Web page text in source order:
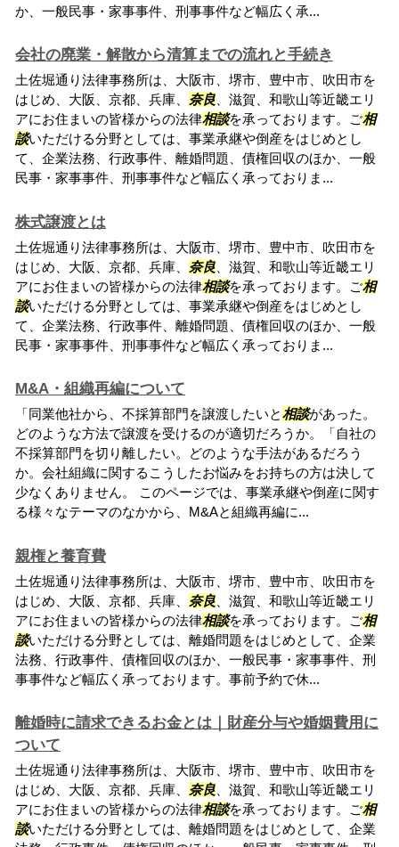
か、一般民事・家事事件、刑事事件など幅広く承...
会社の廃業・解散から清算までの流れと手続き
土佐堀通り法律事務所は、大阪市、堺市、豊中市、吹田市を
はじめ、大阪、京都、兵庫、 奈良 、滋賀、和歌山等近畿エリ
アにお住まいの皆様からの法律相談を承っております。ご相
談いただける分野としては、事業承継や倒産をはじめとし
て、企業法務、行政事件、離婚問題、債権回収のほか、一般
民事・家事事件、刑事事件など幅広く承っておりま...
株式譲渡とは
土佐堀通り法律事務所は、大阪市、堺市、豊中市、吹田市を
はじめ、大阪、京都、兵庫、 奈良 、滋賀、和歌山等近畿エリ
アにお住まいの皆様からの法律相談を承っております。ご相
談いただける分野としては、事業承継や倒産をはじめとし
て、企業法務、行政事件、離婚問題、債権回収のほか、一般
民事・家事事件、刑事事件など幅広く承っておりま...
M&A・組織再編について
「同業他社から、不採算部門を譲渡したいと相談があった。
どのような方法で譲渡を受けるのが適切だろうか。「自社の
不採算部門を切り離したい。どのような手法があるだろう
か。会社組織に関するこうしたお悩みをお持ちの方は決して
少なくありません。 このページでは、事業承継や倒産に関す
る様々なテーマのなかから、M&Aと組織再編に...
親権と養育費
土佐堀通り法律事務所は、大阪市、堺市、豊中市、吹田市を
はじめ、大阪、京都、兵庫、 奈良 、滋賀、和歌山等近畿エリ
アにお住まいの皆様からの法律相談を承っております。ご相
談いただける分野としては、離婚問題をはじめとして、企業
法務、行政事件、債権回収のほか、一般民事・家事事件、刑
事事件など幅広く承っております。事前予約で休...
離婚時に請求できるお金とは｜財産分与や婚姻費用に
ついて
土佐堀通り法律事務所は、大阪市、堺市、豊中市、吹田市を
はじめ、大阪、京都、兵庫、 奈良 、滋賀、和歌山等近畿エリ
アにお住まいの皆様からの法律相談を承っております。ご相
談いただける分野としては、離婚問題をはじめとして、企業